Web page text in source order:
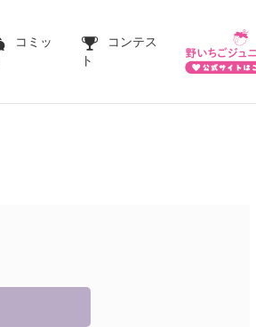
コミッ
コンテス
ト